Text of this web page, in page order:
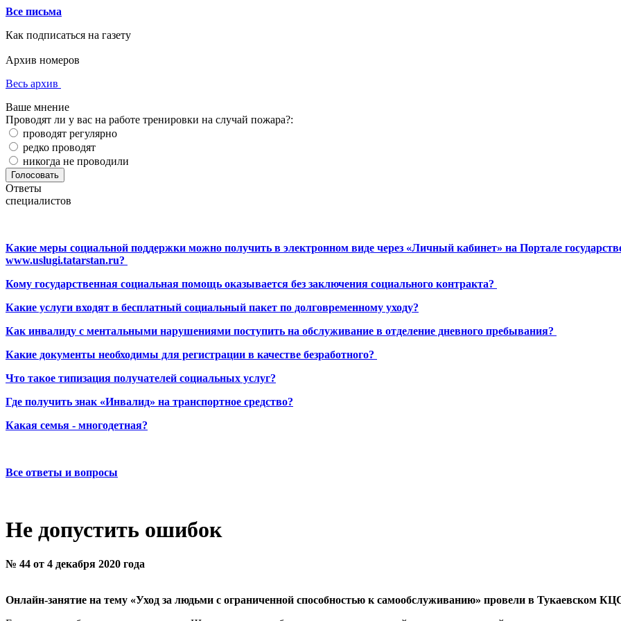
Все письма
Как подписаться на газету
Архив номеров
Весь архив
Ваше мнение
Проводят ли у вас на работе тренировки на случай пожара?:
проводят регулярно
редко проводят
никогда не проводили
Ответы
специалистов
Какие меры социальной поддержки можно получить в электронном виде через «Личный кабинет» на Портале
www.uslugi.tatarstan.ru?
Кому государственная социальная помощь оказывается без заключения социального контракта?
Какие услуги входят в бесплатный социальный пакет по долговременному уходу?
Как инвалиду с ментальными нарушениями поступить на обслуживание в отделение дневного пребывания?
Какие документы необходимы для регистрации в качестве безработного?
Что такое типизация получателей социальных услуг?
Где получить знак «Инвалид» на транспортное средство?
Какая семья - многодетная?
Все ответы и вопросы
Не допустить ошибок
№ 44 от 4 декабря 2020 года
Онлайн-занятие на тему «Уход за людьми с ограниченной способностью к самообслуживанию» провели в Тукаевском